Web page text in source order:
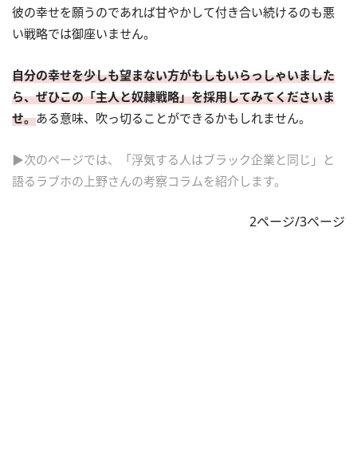
彼の幸せを願うのであれば甘やかして付き合い続けるのも悪
い戦略では御座いません。
自分の幸せを少しも望まない方がもしもいらっしゃいました
ら、ぜひこの「主人と奴隷戦略」を採用してみてくださいま
せ。ある意味、吹っ切ることができるかもしれません。
▶次のページでは、「浮気する人はブラック企業と同じ」と
語るラブホの上野さんの考察コラムを紹介します。
2ページ/3ページ